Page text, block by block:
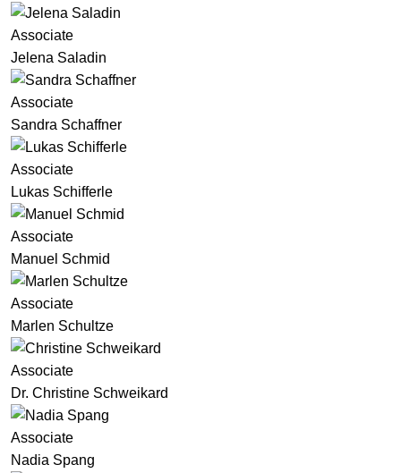
Associate
Jelena Saladin
Associate
Sandra Schaffner
Associate
Lukas Schifferle
Associate
Manuel Schmid
Associate
Marlen Schultze
Associate
Dr. Christine Schweikard
Associate
Nadia Spang